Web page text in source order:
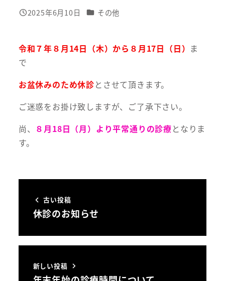
投稿日
2025年6月10日 カテゴリー
その他
令和７年８月14日（木）から８月17日（日） ま
で
お盆休みのため休診とさせて頂きます。
ご迷惑をお掛け致しますが、ご了承下さい。
尚、 ８月18日（月）より平常通りの診療となりま
す。
古い投稿
休診のお知らせ
新しい投稿